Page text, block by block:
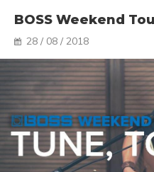
BOSS Weekend
28 / 08 / 2018